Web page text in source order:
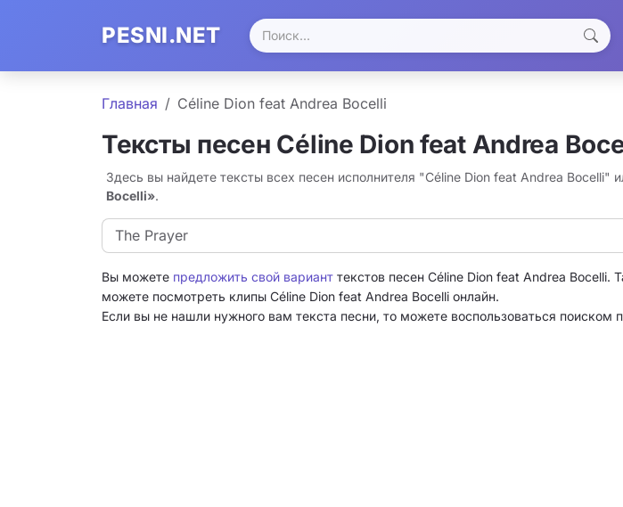
PESNI.NET
Главная Céline Dion feat Andrea Bocelli
Тексты песен Céline Dion feat Andrea
Здесь вы найдете тексты всех песен исполнителя "Céline Dion feat Andrea Bocelli"
Bocelli».
The Prayer
Вы можете предложить свой вариант текстов песен Céline Dion feat Andrea
можете посмотреть клипы Céline Dion feat Andrea Bocelli онлайн.
Если вы не нашли нужного вам текста песни, то можете воспользоваться поиском